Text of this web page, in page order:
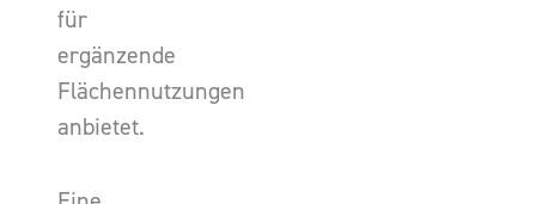
für
ergänzende
Flächennutzungen
anbietet.